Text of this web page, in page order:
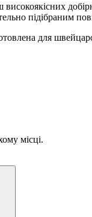
підібраним
для
місці.